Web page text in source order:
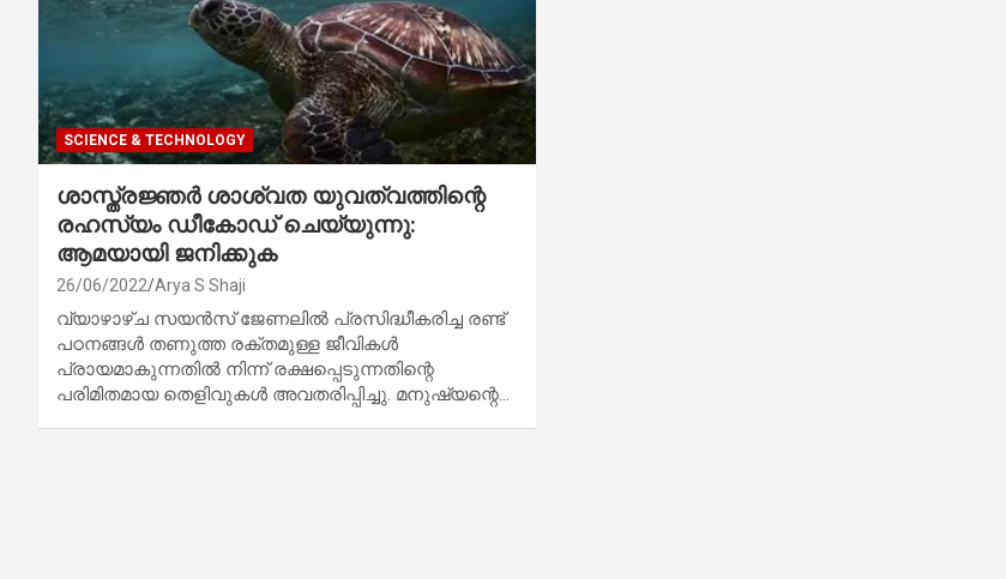
SCIENCE & TECHNOLOGY
ശാസ്ത്രജ്ഞർ ശാശ്വത യുവത്വത്തിന്റെ
രഹസ്യം ഡീകോഡ് ചെയ്യുന്നു:
ആമയായി ജനിക്കുക
26/06/2022 Arya S Shaji
വ്യാഴാഴ്ച സയൻസ് ജേണലിൽ പ്രസിദ്ധീകരിച്ച രണ്ട്
പഠനങ്ങൾ തണുത്ത രക്തമുള്ള ജീവികൾ
പ്രായമാകുന്നതിൽ നിന്ന് രക്ഷപ്പെടുന്നതിന്റെ
പരിമിതമായ തെളിവുകൾ അവതരിപ്പിച്ചു. മനുഷ്യന്റെ…